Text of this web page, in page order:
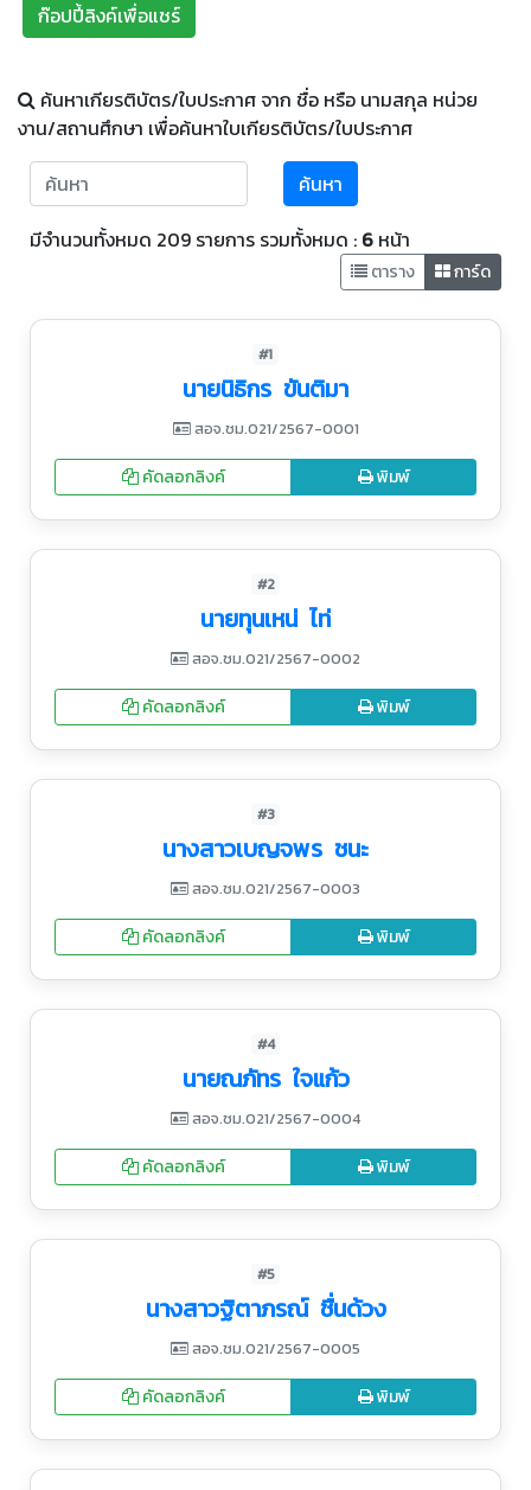
ก๊อปปี้ลิงค์เพื่อแชร์
ค้นหาเกียรติบัตร/ใบประกาศ จาก ชื่อ หรือ นามสกุล หน่วย
งาน/สถานศึกษา เพื่อค้นหาใบเกียรติบัตร/ใบประกาศ
ค้นหา
มีจำนวนทั้งหมด 209 รายการ รวมทั้งหมด : 6 หน้า
ตาราง การ์ด
#1
นายนิธิกร ขันติมา
สอจ.ชม.021/2567-0001
คัดลอกลิงค์ พิมพ์
#2
นายทุนเหน่ ไท่
สอจ.ชม.021/2567-0002
คัดลอกลิงค์ พิมพ์
#3
นางสาวเบญจพร ​ ชนะ
สอจ.ชม.021/2567-0003
คัดลอกลิงค์ พิมพ์
#4
นายณภัทร ใจแก้ว
สอจ.ชม.021/2567-0004
คัดลอกลิงค์ พิมพ์
#5
นางสาวฐิตาภรณ์ ชื่นด้วง
สอจ.ชม.021/2567-0005
คัดลอกลิงค์ พิมพ์